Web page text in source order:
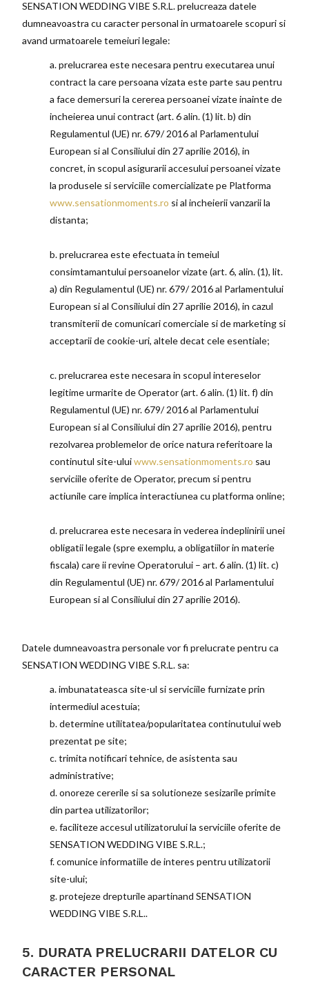
SENSATION WEDDING VIBE S.R.L. prelucreaza datele
dumneavoastra cu caracter personal in urmatoarele scopuri si
avand urmatoarele temeiuri legale:
a. prelucrarea este necesara pentru executarea unui
contract la care persoana vizata este parte sau pentru
a face demersuri la cererea persoanei vizate inainte de
incheierea unui contract (art. 6 alin. (1) lit. b) din
Regulamentul (UE) nr. 679/ 2016 al Parlamentului
European si al Consiliului din 27 aprilie 2016), in
concret, in scopul asigurarii accesului persoanei vizate
la produsele si serviciile comercializate pe Platforma
www.sensationmoments.ro si al incheierii vanzarii la
distanta;
b. prelucrarea este efectuata in temeiul
consimtamantului persoanelor vizate (art. 6, alin. (1), lit.
a) din Regulamentul (UE) nr. 679/ 2016 al Parlamentului
European si al Consiliului din 27 aprilie 2016), in cazul
transmiterii de comunicari comerciale si de marketing si
acceptarii de cookie-uri, altele decat cele esentiale;
c. prelucrarea este necesara in scopul intereselor
legitime urmarite de Operator (art. 6 alin. (1) lit. f) din
Regulamentul (UE) nr. 679/ 2016 al Parlamentului
European si al Consiliului din 27 aprilie 2016), pentru
rezolvarea problemelor de orice natura referitoare la
continutul site-uluiwww.sensationmoments.ro sau
serviciile oferite de Operator, precum si pentru
actiunile care implica interactiunea cu platforma online;
d. prelucrarea este necesara in vederea indeplinirii unei
obligatii legale (spre exemplu, a obligatiilor in materie
fiscala) care ii revine Operatorului – art. 6 alin. (1) lit. c)
din Regulamentul (UE) nr. 679/ 2016 al Parlamentului
European si al Consiliului din 27 aprilie 2016).
Datele dumneavoastra personale vor fi prelucrate pentru ca
SENSATION WEDDING VIBE S.R.L. sa:
a. imbunatateasca site-ul si serviciile furnizate prin
intermediul acestuia;
b. determine utilitatea/popularitatea continutului web
prezentat pe site;
c. trimita notificari tehnice, de asistenta sau
administrative;
d. onoreze cererile si sa solutioneze sesizarile primite
din partea utilizatorilor;
e. faciliteze accesul utilizatorului la serviciile oferite de
SENSATION WEDDING VIBE S.R.L.;
f. comunice informatiile de interes pentru utilizatorii
site-ului;
g. protejeze drepturile apartinand SENSATION
WEDDING VIBE S.R.L..
5. DURATA PRELUCRARII DATELOR CU
CARACTER PERSONAL